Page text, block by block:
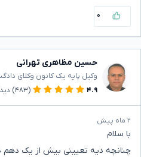
۰
حسین مظاهری تهرانی
وکیل پایه یک کانون وکلای
۴.۹
(۴۸۳)
۲ ماه پیش
با سلام
چنانچه دیه تعیینی بیش از یک دهم